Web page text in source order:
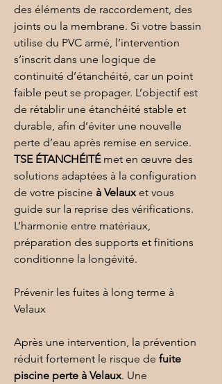
des éléments de raccordement, des
joints ou la membrane. Si votre bassin
utilise du PVC armé, l’intervention
s’inscrit dans une logique de
continuité d’étanchéité, car un point
faible peut se propager. L’objectif est
de rétablir une étanchéité stable et
durable, afin d’éviter une nouvelle
perte d’eau après remise en service.
TSE ÉTANCHÉITÉ met en œuvre des
solutions adaptées à la configuration
de votre piscine à Velaux et vous
guide sur la reprise des vérifications.
L’harmonie entre matériaux,
préparation des supports et finitions
conditionne la longévité.
Prévenir les fuites à long terme à
Velaux
Après une intervention, la prévention
réduit fortement le risque de fuite
piscine perte à Velaux. Une